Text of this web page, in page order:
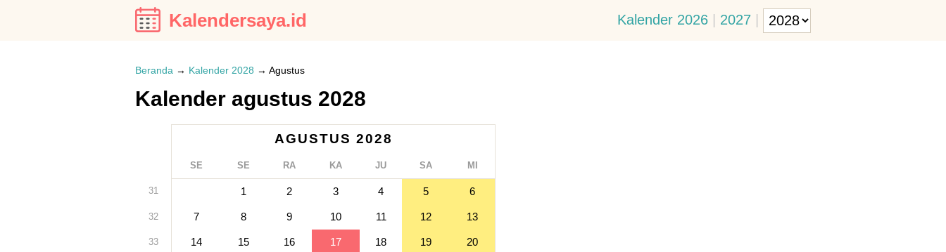
Kalendersaya.id Kalender 2026 | 2027 |
Beranda → Kalender 2028 → Agustus
Kalender agustus 2028
AGUSTUS 2028
SE SE RA KA JU SA MI
31 1 2 3 4 5 6
32 7 8 9 10 11 12 13
33 14 15 16 17 18 19 20